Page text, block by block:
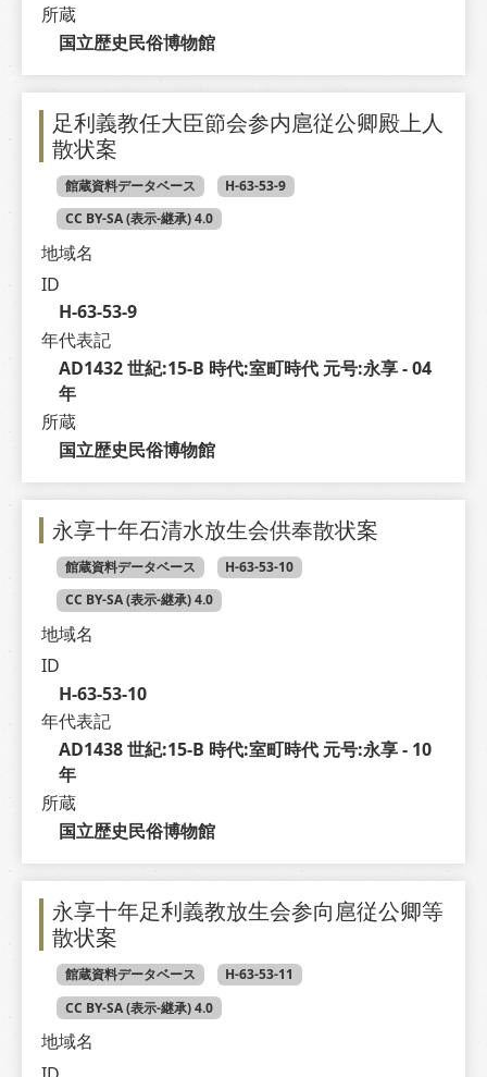
所蔵
国立歴史民俗博物館
足利義教任大臣節会参内扈従公卿殿上人
散状案
館蔵資料データベース
H-63-53-9
CC BY-SA (表示-継承) 4.0
地域名
ID
H-63-53-9
年代表記
AD1432 世紀:15-B 時代:室町時代 元号:永享 - 04
年
所蔵
国立歴史民俗博物館
永享十年石清水放生会供奉散状案
館蔵資料データベース
H-63-53-10
CC BY-SA (表示-継承) 4.0
地域名
ID
H-63-53-10
年代表記
AD1438 世紀:15-B 時代:室町時代 元号:永享 - 10
年
所蔵
国立歴史民俗博物館
永享十年足利義教放生会参向扈従公卿等
散状案
館蔵資料データベース
H-63-53-11
CC BY-SA (表示-継承) 4.0
地域名